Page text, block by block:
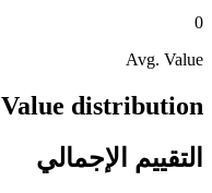
0
Avg. Value
Value distribution
التقييم الإجمالي